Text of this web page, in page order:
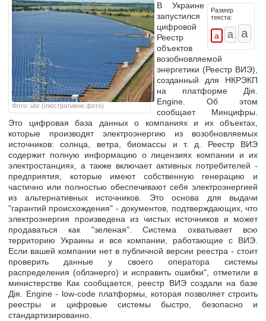
Фото: ubr (ілюстративне фото)
Размер
текста:
В Украине
запустился
цифровой
Реестр
объектов
возобновляемой
энергетики (Реестр ВИЭ),
созданный для НКРЭКП
на платформе Дія.
Engine. Об этом
сообщает Минцифры.
Это цифровая база данных о компаниях и их объектах,
которые производят электроэнергию из возобновляемых
источников: солнца, ветра, биомассы и т. д. Реестр ВИЭ
содержит полную информацию о лицензиях компании и их
электростанциях, а также включает активных потребителей -
предприятия, которые имеют собственную генерацию и
частично или полностью обеспечивают себя электроэнергией
из альтернативных источников. Это основа для выдачи
"гарантий происхождения" - документов, подтверждающих, что
электроэнергия произведена из чистых источников и может
продаваться как "зеленая". Система охватывает всю
территорию Украины и все компании, работающие с ВИЭ.
Если вашей компании нет в публичной версии реестра - стоит
проверить данные у своего оператора системы
распределения (облэнерго) и исправить ошибки", отметили в
министерстве Как сообщается, реестр ВИЭ создали на базе
Дія. Engine - low-code платформы, которая позволяет строить
реестры и цифровые системы быстро, безопасно и
стандартизированно.